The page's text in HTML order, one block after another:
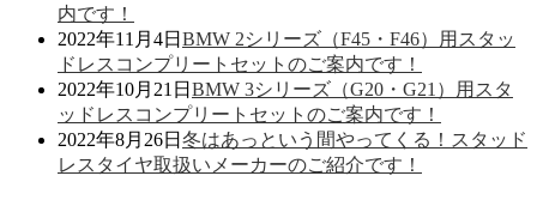
内です！
2022年11月4日 BMW 2シリーズ（F45・F46）用スタッ
ドレスコンプリートセットのご案内です！
2022年10月21日 BMW 3シリーズ（G20・G21）用スタ
ッドレスコンプリートセットのご案内です！
2022年8月26日 冬はあっという間やってくる！スタッド
レスタイヤ取扱いメーカーのご紹介です！